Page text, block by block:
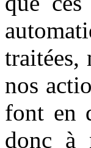
traitées,
nos
font en
donc à